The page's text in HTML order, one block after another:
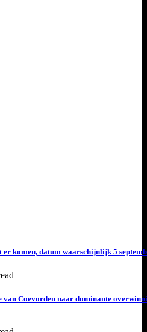
komen, datum waarschijnlijk 5
van Coevorden naar dominante